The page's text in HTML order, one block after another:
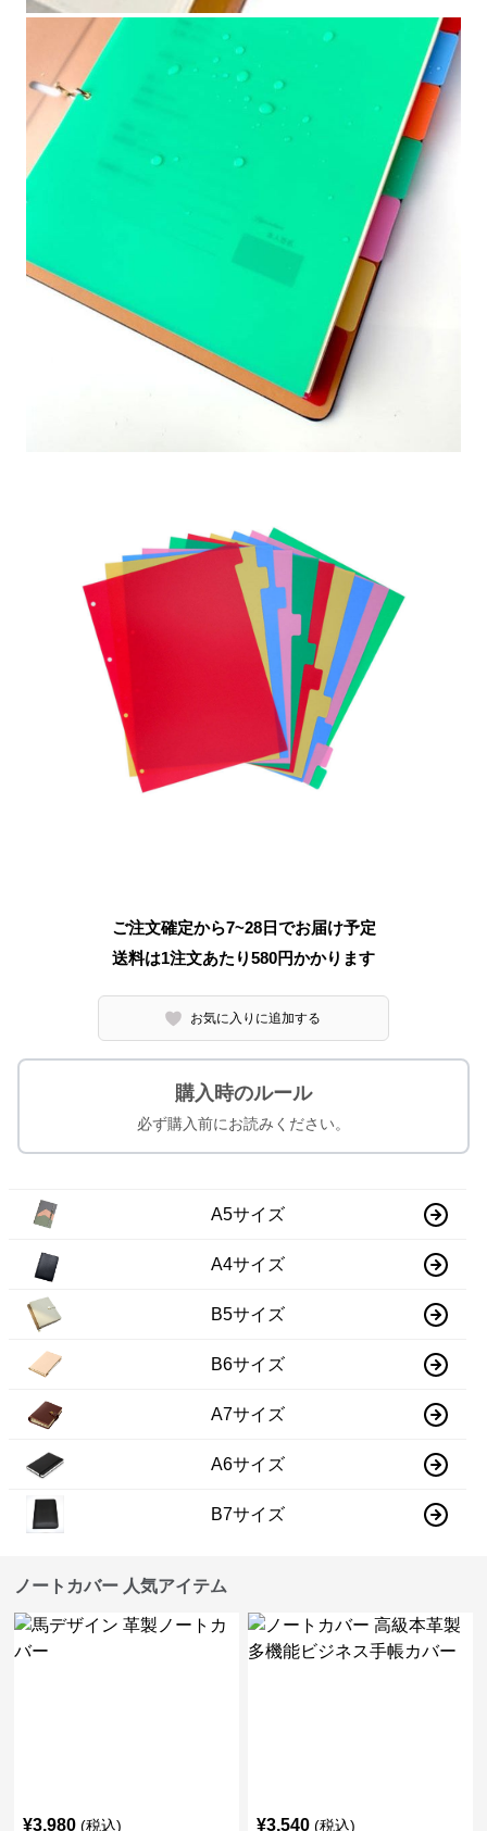
ご注文確定から7~28日でお届け予定
送料は1注文あたり580円かかります
お気に入りに追加する
購入時のルール
必ず購入前にお読みください。
A5サイズ
A4サイズ
B5サイズ
B6サイズ
A7サイズ
A6サイズ
B7サイズ
ノートカバー 人気アイテム
¥3,980 (税込) ¥3,540 (税込)